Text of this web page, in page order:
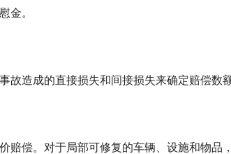
金。
故造成的直接损失和间接损失来确定赔偿数额
赔偿。对于局部可修复的车辆、设施和物品